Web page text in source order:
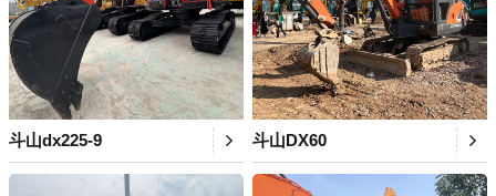
斗山dx225-9 斗山DX60